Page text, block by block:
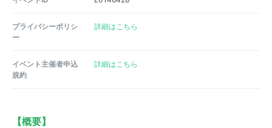
プライバシーポリシ
ー
詳細はこちら
イベント主催者申込
規約
詳細はこちら
【概要】